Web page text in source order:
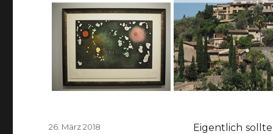
Eigentlich
Veröffentlicht
26. März 2018